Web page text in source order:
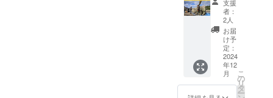
11cm程
度の釜
の木の
板に1名
ずつ記
砂糖 ・
名称：
の木の
板に1名
ずつ記
とがで
きる体
験会を
行いま
す。そ
の場で
しか食
べられ
ない出
砂糖
450g】
高さ３
mにも
なるさ
とうき
びの収
穫体験
会を行
いま
支援
者：
2人
お届
け予
定：
2024
年12
月
こ
の
リ
タ
ー